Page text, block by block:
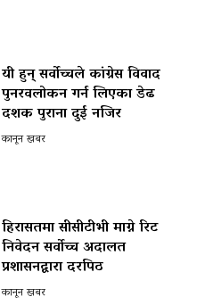
यी हुन् सर्वोच्चले कांग्रेस विवाद
पुनरवलोकन गर्न लिएका डेढ
दशक पुराना दुई नजिर
कानून खबर
हिरासतमा सीसीटीभी माग्ने रिट
निवेदन सर्वोच्च अदालत
प्रशासनद्वारा दरपिठ
कानून खबर